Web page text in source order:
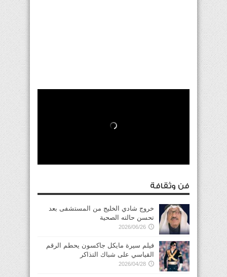
فن وثقافة
خروج شادي الخليج من المستشفى بعد
تحسن حالته الصحية
2026/06/26
فيلم سيرة مايكل جاكسون يحطم الرقم
القياسي على شباك التذاكر
2026/04/28